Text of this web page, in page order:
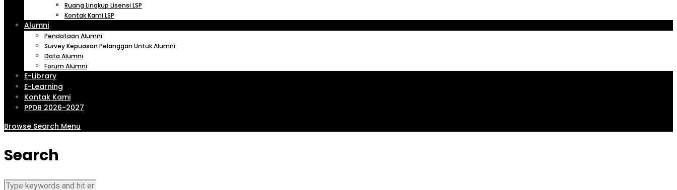
Ruang Lingkup Lisensi LSP
Kontak Kami LSP
Alumni
Pendataan Alumni
Survey Kepuasan Pelanggan Untuk Alumni
Data Alumni
Forum Alumni
E-Library
E-Learning
Kontak Kami
PPDB 2026-2027
Browse Search Menu
Search